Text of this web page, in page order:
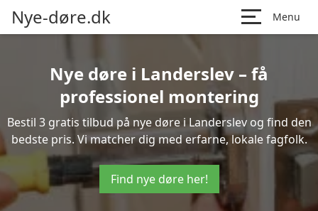
Nye-døre.dk Menu
Nye døre i Landerslev – få
professionel montering
Bestil 3 gratis tilbud på nye døre i Landerslev og find den
bedste pris. Vi matcher dig med erfarne, lokale fagfolk.
Find nye døre her!